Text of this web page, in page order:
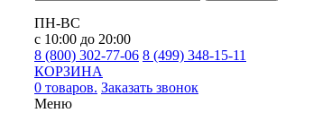
ПН-ВС
с 10:00 до 20:00
8 (800) 302-77-06 8 (499) 348-15-11
КОРЗИНА
0 товаров. Заказать звонок
Меню